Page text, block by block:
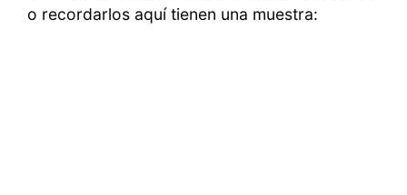
o recordarlos aquí tienen una muestra: